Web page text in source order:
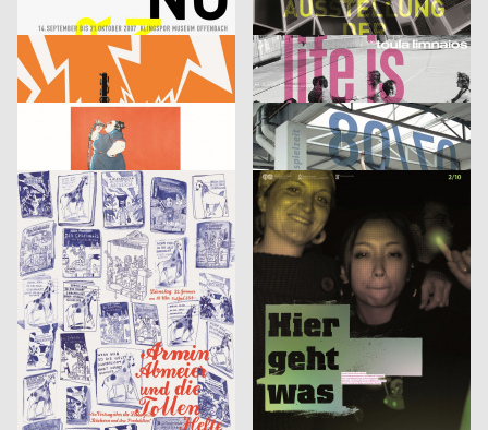
Klingspor Museum 2007
Finale. Ausstellung der Diplomarbeiten
2007
tesla medien ›kunst‹ labor 2007
cyan (Daniela Haufe + Detlef Fiedler) D
2007
cie. toula limnaios: life is perfect
din jank visuelle kommunikation, Fritz Beck, Doris Weber D
2007
Image
Jana Garberg D
2007
Armin Abmeier und die Tollen Hefte
Christof Nardin, Anna-Nora Szilit, Christian Feurstein, Martin Fetz A
2007
Landjäger No.3 – Fleisch
Euro RSCG Düsseldorf
2007
Roland Piltz, Aisha Ronniger D
2007
Identikit
Volker Pfüller
Bilderlesen
McCann Erickson Gesellschaft m.b.H. A
2005
Heinecken X-Mas
3007
2006
It’s never too late to have a happy childhood